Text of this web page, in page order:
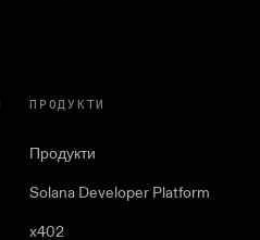
ПРОДУКТИ
Продукти
Solana Developer Platform
x402